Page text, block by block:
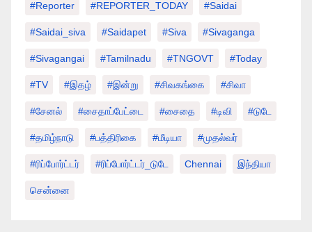
#Reporter #REPORTER_TODAY #saidai
#saidai_siva #saidapet #Siva #Sivaganga
#sivagangai #tamilnadu #TNGOVT #today
#TV #இதழ் #இன்று #சிவகங்கை #சிவா
#சேனல் #சைதாப்பேட்டை #சைதை #டிவி #டுடே
#தமிழ்நாடு #பத்திரிகை #மீடியா #முதல்வர்
#ரிப்போர்ட்டர் #ரிப்போர்ட்டர்_டுடே Chennai இந்தியா
சென்னை